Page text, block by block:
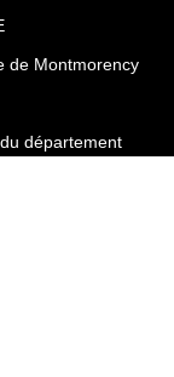
de Montmorency
département